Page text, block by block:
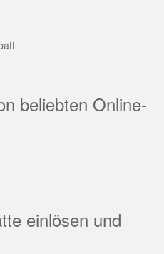
beliebten Online-
einlösen und